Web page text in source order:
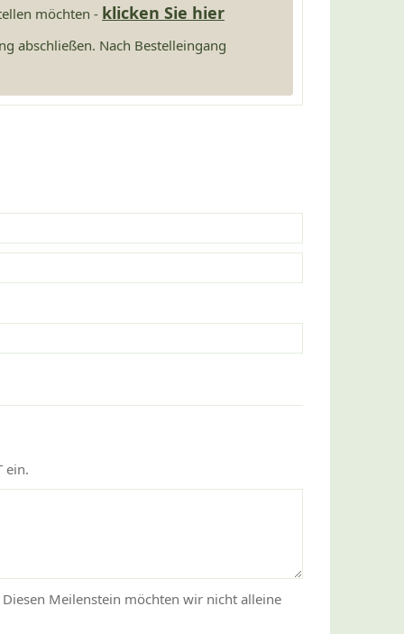
möchten - klicken Sie hier
abschließen. Nach Bestelleingang
ein.
Meilenstein möchten wir nicht alleine